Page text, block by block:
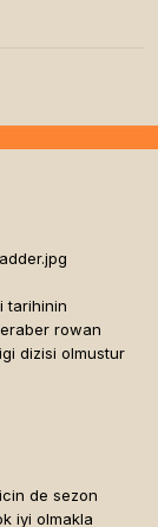
tarihinin
rowan
dizisi olmustur
de sezon
iyi olmakla